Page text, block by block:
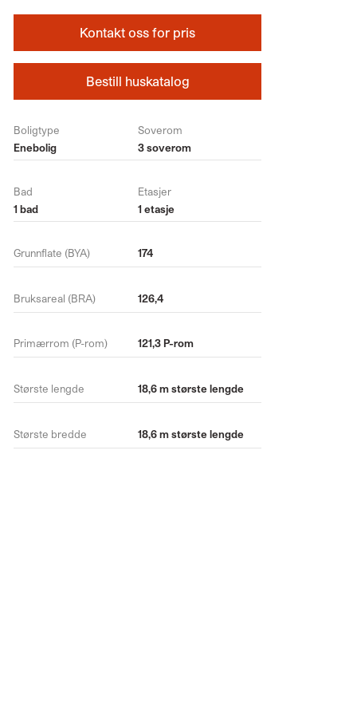
Kontakt oss for pris
Bestill huskatalog
Boligtype
Enebolig
Soverom
3 soverom
Bad
1 bad
Etasjer
1 etasje
Grunnflate (BYA) 174
Bruksareal (BRA) 126,4
Primærrom (P-rom) 121,3 P-rom
Største lengde 18,6 m største lengde
Største bredde 18,6 m største lengde